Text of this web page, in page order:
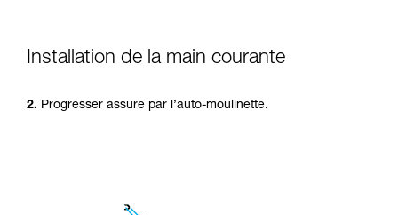
Installation de la main courante
2. Progresser assuré par l’auto-moulinette.